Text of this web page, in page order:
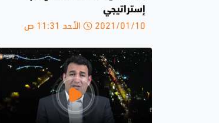
إستراتيجي
2021/01/10 الأحد 11:31 ص